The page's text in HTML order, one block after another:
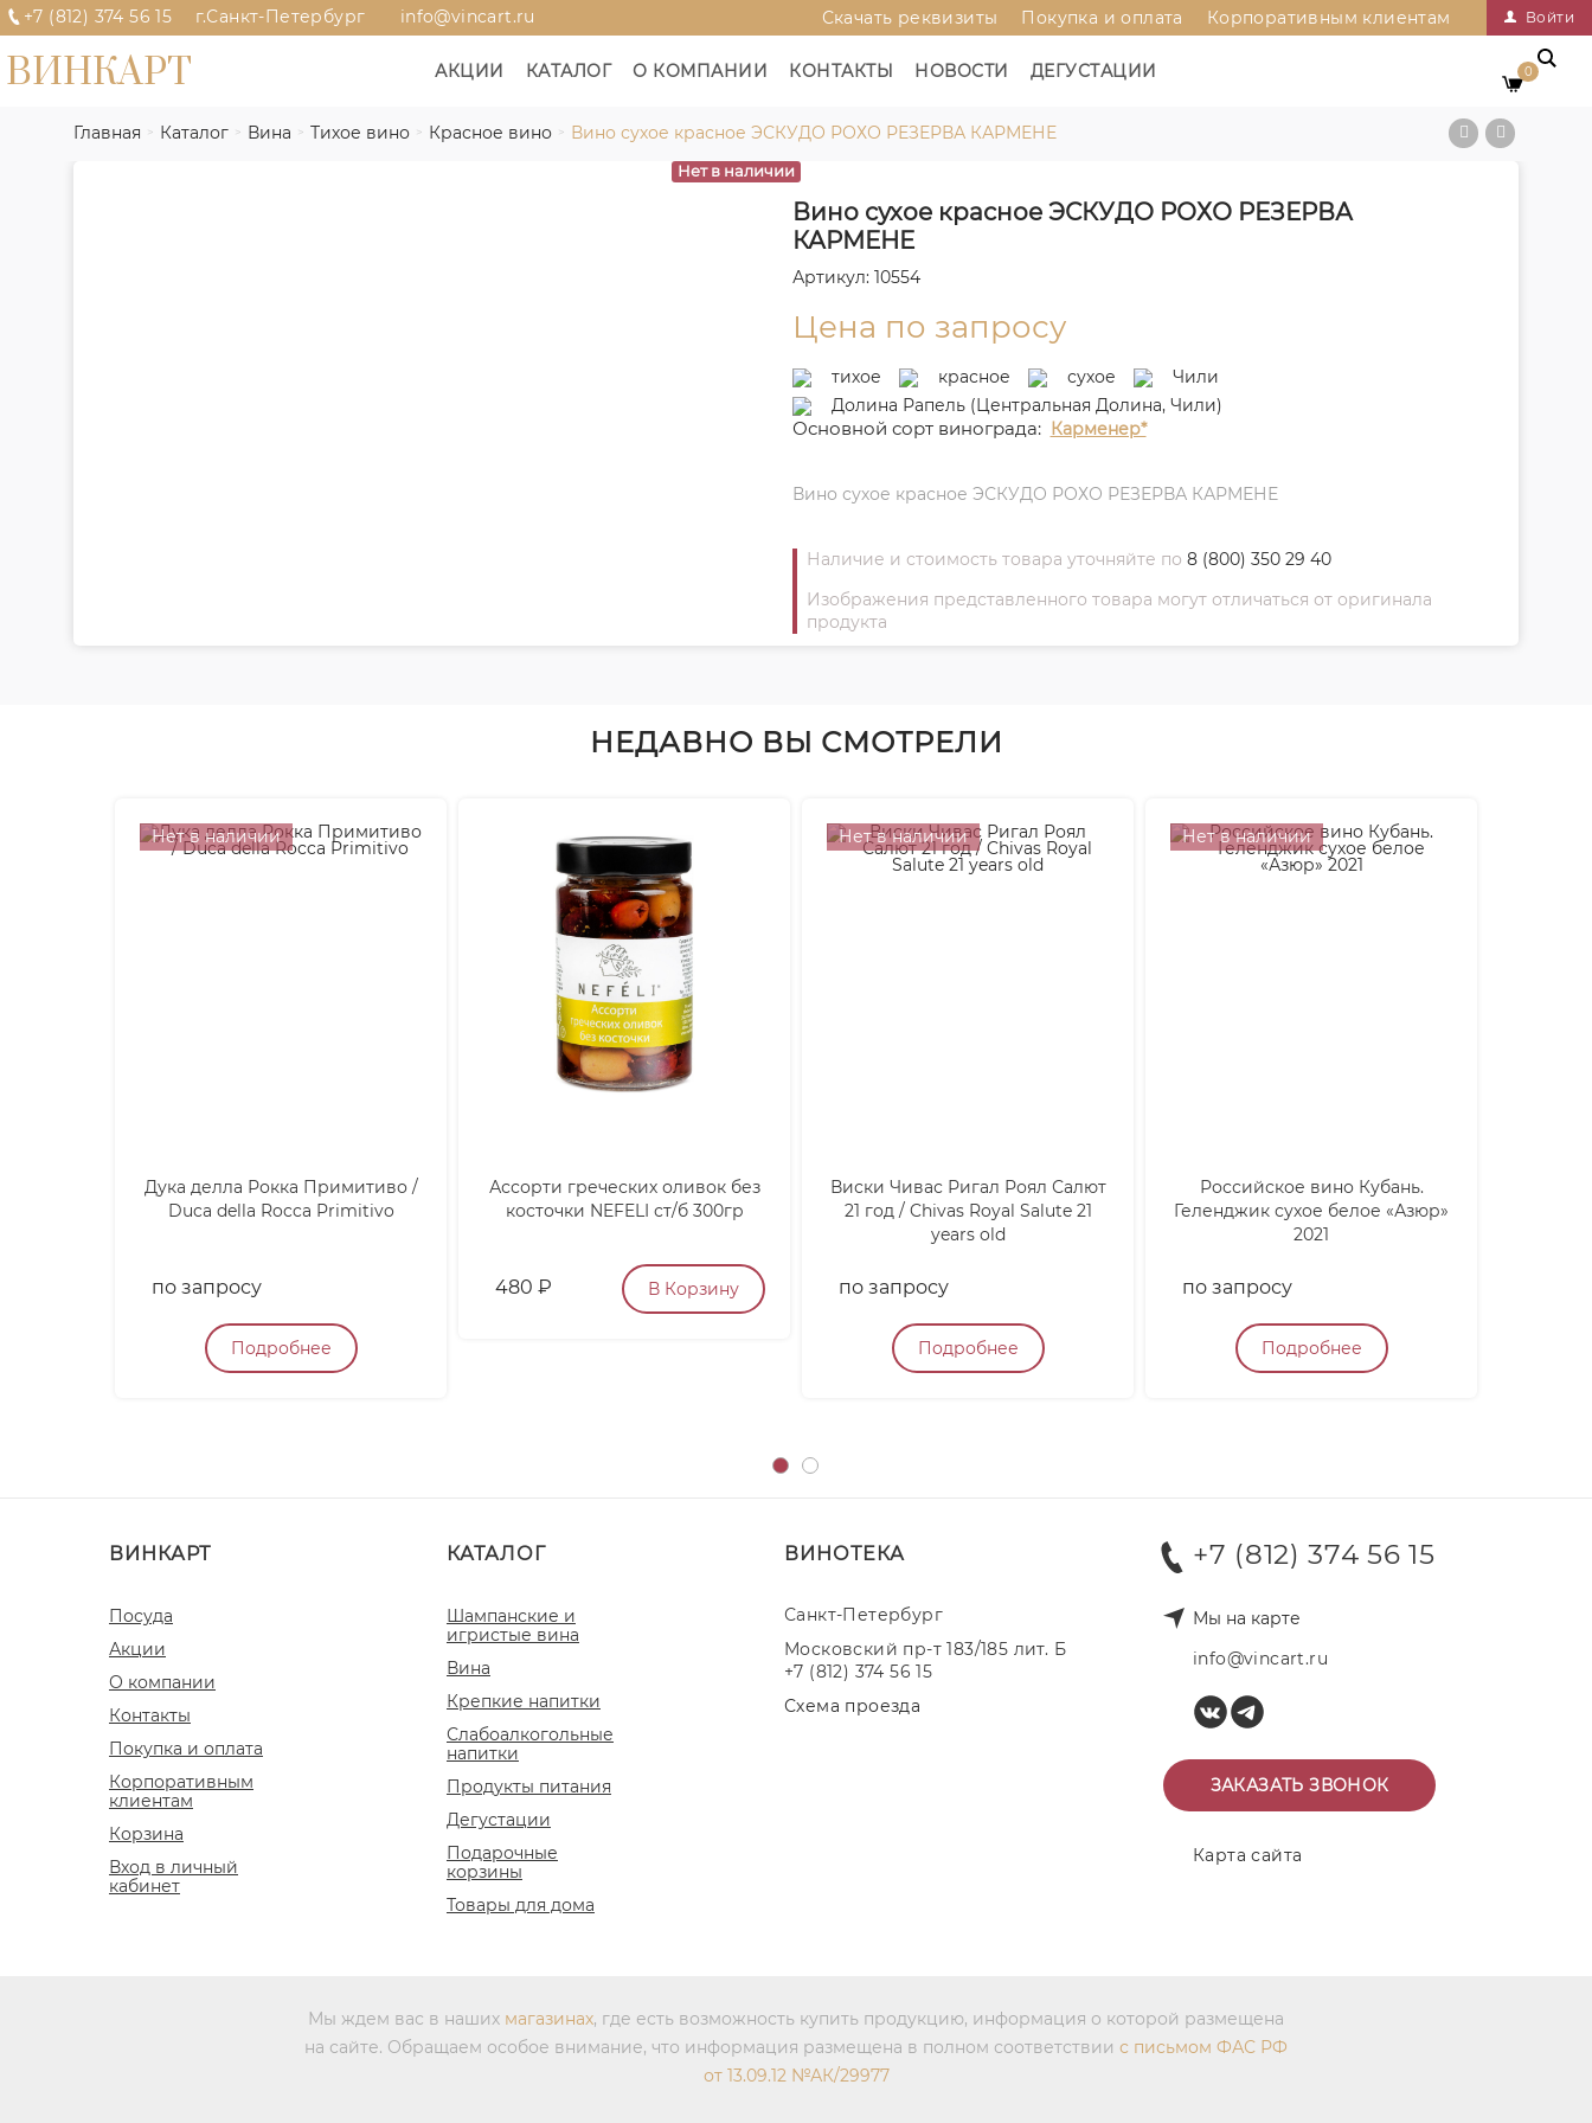
+7 (812) 374 56 15 г.Санкт-Петербург info@vincart.ru Войти
Скачать реквизиты Покупка и оплата Корпоративным клиентам
ВИНКАРТ АКЦИИ КАТАЛОГ О КОМПАНИИ КОНТАКТЫ НОВОСТИ ДЕГУСТАЦИИ 0
Главная Каталог Вина Тихое вино Красное вино Вино сухое красное ЭСКУДО РОХО РЕЗЕРВА КАРМЕНЕ
Нет в наличии
Вино сухое красное ЭСКУДО РОХО РЕЗЕРВА
КАРМЕНЕ
Артикул: 10554
Цена по запросу
тихое красное сухое
Чили
Долина Рапель (Центральная Долина, Чили)
Основной сорт винограда: Карменер*
Вино сухое красное ЭСКУДО РОХО РЕЗЕРВА КАРМЕНЕ
Наличие и стоимость товара уточняйте по 8 (800) 350 29 40
Изображения представленного товара могут отличаться от оригинала
продукта
НЕДАВНО ВЫ СМОТРЕЛИ
Нет в наличии
Дука делла Рокка Примитиво /
Duca della Rocca Primitivo
по запросу
Подробнее
Ассорти греческих оливок без
косточки NEFELI ст/б 300гр
480 ₽ В Корзину
Нет в наличии
Виски Чивас Ригал Роял Салют
21 год / Chivas Royal Salute 21
years old
по запросу
Подробнее
Нет в наличии
Российское вино Кубань.
Геленджик сухое белое «Азюр»
2021
по запросу
Подробнее
ВИНКАРТ
Посуда
Акции
О компании
Контакты
Покупка и оплата
Корпоративным
клиентам
Корзина
Вход в личный
кабинет
КАТАЛОГ
Шампанские и
игристые вина
Вина
Крепкие напитки
Слабоалкогольные
напитки
Продукты питания
Дегустации
Подарочные
корзины
Товары для дома
ВИНОТЕКА
Санкт-Петербург
Московский пр-т 183/185 лит. Б
+7 (812) 374 56 15
Схема проезда
+7 (812) 374 56 15
Мы на карте
info@vincart.ru
ЗАКАЗАТЬ ЗВОНОК
Карта сайта
Мы ждем вас в наших магазинах, где есть возможность купить продукцию, информация о которой размещена
на сайте. Обращаем особое внимание, что информация размещена в полном соответствии с письмом ФАС РФ
от 13.09.12 №АК/29977